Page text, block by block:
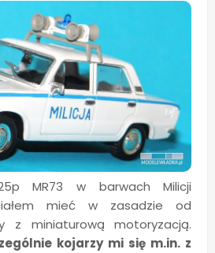
MR73 w barwach Milicji
mieć w zasadzie od
z miniaturową motoryzacją.
kojarzy mi się m.in. z